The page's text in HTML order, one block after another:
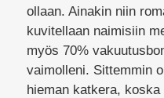
ollaan. Ainakin niin
kuvitellaan naimisiin
myös 70%
vaimolleni. Sittemmin
hieman katkera,